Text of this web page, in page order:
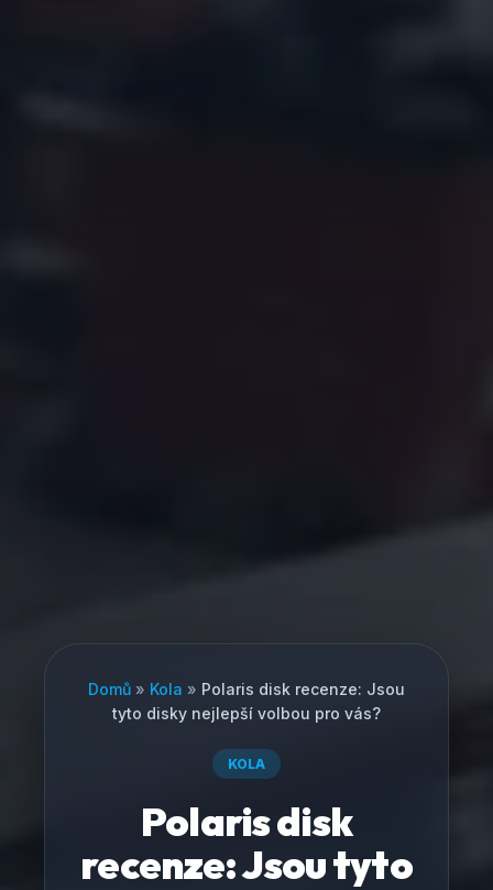
Domů » Kola » Polaris disk recenze: Jsou
tyto disky nejlepší volbou pro vás?
KOLA
Polaris disk
recenze: Jsou tyto